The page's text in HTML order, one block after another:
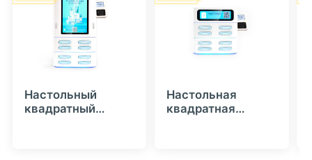
Настольный
квадратный
Настольная
квадратная